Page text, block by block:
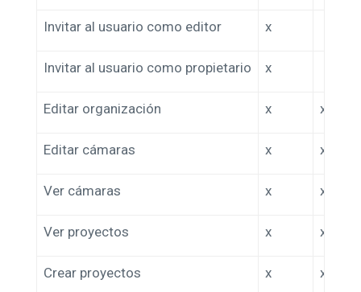
Invitar al usuario como editor x
Invitar al usuario como propietario x
Editar organización x x
Editar cámaras x x
Ver cámaras x x
Ver proyectos x x
Crear proyectos x x